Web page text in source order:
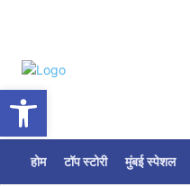
Open toolbar
होम टॉप स्टोरी मुंबई स्पेशल